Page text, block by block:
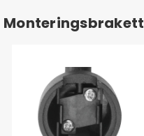
Monteringsbrakett